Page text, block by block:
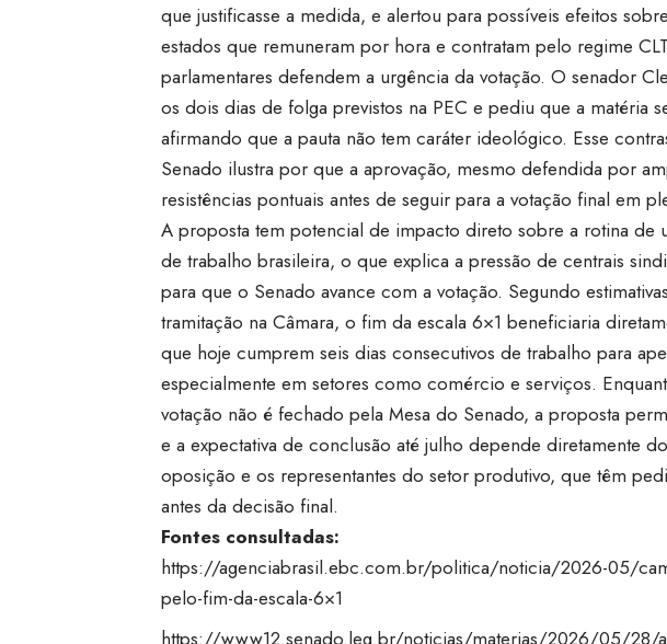
que justificasse a medida, e alertou para possíveis efeitos
estados que remuneram por hora e contratam pelo regime
parlamentares defendem a urgência da votação. O senador
os dois dias de folga previstos na PEC e pediu que a matéria
afirmando que a pauta não tem caráter ideológico. Esse
Senado ilustra por que a aprovação, mesmo defendida por
resistências pontuais antes de seguir para a votação final em
A proposta tem potencial de impacto direto sobre a rotina de
de trabalho brasileira, o que explica a pressão de centrais
para que o Senado avance com a votação. Segundo
tramitação na Câmara, o fim da escala 6×1 beneficiaria
que hoje cumprem seis dias consecutivos de trabalho para
especialmente em setores como comércio e serviços.
votação não é fechado pela Mesa do Senado, a proposta
e a expectativa de conclusão até julho depende diretamente
oposição e os representantes do setor produtivo, que têm
antes da decisão final.
Fontes consultadas:
https://agenciabrasil.ebc.com.br/politica/noticia/2026-05/
pelo-fim-da-escala-6×1
https://www12.senado.leg.br/noticias/materias/2026/05/28/